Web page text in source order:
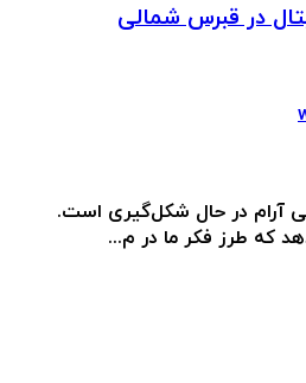
در قبرس شمالی
آرام در حال شکل‌گیری است.
که طرز فکر ما در م...